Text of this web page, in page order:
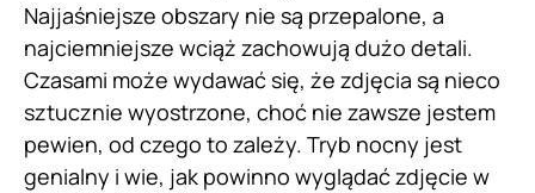
Najjaśniejsze obszary nie są przepalone, a
najciemniejsze wciąż zachowują dużo detali.
Czasami może wydawać się, że zdjęcia są nieco
sztucznie wyostrzone, choć nie zawsze jestem
pewien, od czego to zależy. Tryb nocny jest
genialny i wie, jak powinno wyglądać zdjęcie w